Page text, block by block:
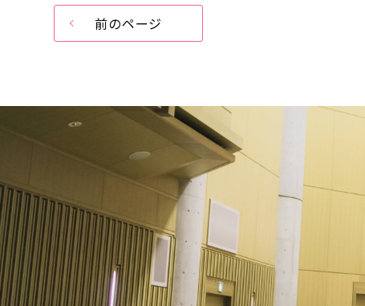
前のページ